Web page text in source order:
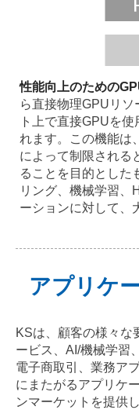
性能向上のための
ら直接物理GPUリソ
ト上で直接GPUを
れます。この機能は
によって制限される
ることを目的とした
リング、機械学習、
ーションに対して、
アプリケ
KSは、顧客の様々な
ービス、AI/機械学習
電子商取引、業務ア
にまたがるアプリケ
ンマーケットを提供